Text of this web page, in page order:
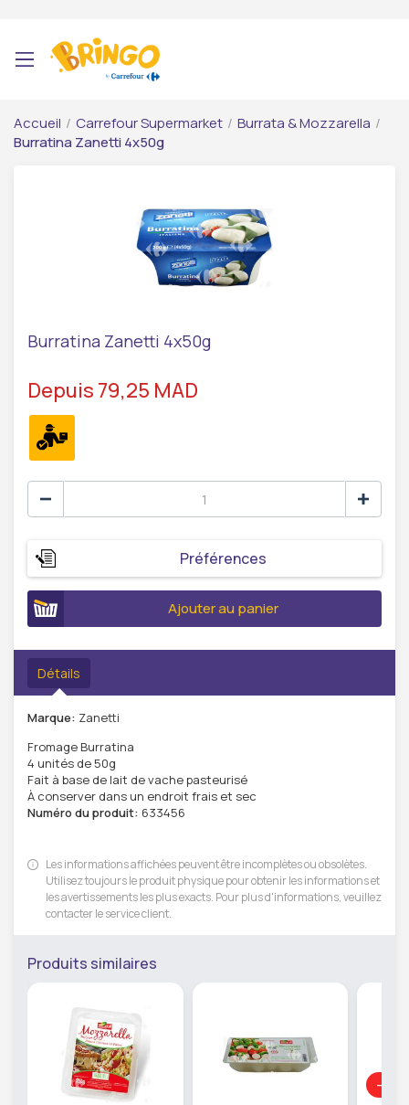
Accueil / Carrefour Supermarket / Burrata & Mozzarella /
Burratina Zanetti 4x50g
Burratina Zanetti 4x50g
Depuis 79,25 MAD
Préférences
Ajouter au panier
Détails
Marque: Zanetti
Fromage Burratina
4 unités de 50g
Fait à base de lait de vache pasteurisé
À conserver dans un endroit frais et sec
Numéro du produit: 633456
Les informations affichées peuvent être incomplètes ou obsolètes.
Utilisez toujours le produit physique pour obtenir les informations et
les avertissements les plus exacts. Pour plus d'informations, veuillez
contacter le service client.
Produits similaires
-